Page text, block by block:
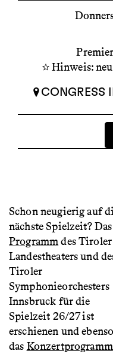
Hinweis:
CONGRESS
Schon neugierig auf
nächste Spielzeit? Das
Programmdes Tiroler
Landestheaters und
Tiroler
Symphonieorchesters
Innsbruck für die
Spielzeit 26/27 ist
erschienen und ebenso
das Konzertprogramm